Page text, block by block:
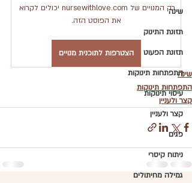
שינה
תזונת התינוק
תזונת הפעוט
התפתחות תינוקות
עיסוי תינוקות
קצר ולעניין
פגים
ניתוח קיסרי
גמילה מחיתולים
רק המנויים של nursewithlove.com יכולים לקרוא
את הפוסט הזה.
הצטרפות לתוכנית מנויים
שינה
התפתחות תינוקות
קצר ולעניין